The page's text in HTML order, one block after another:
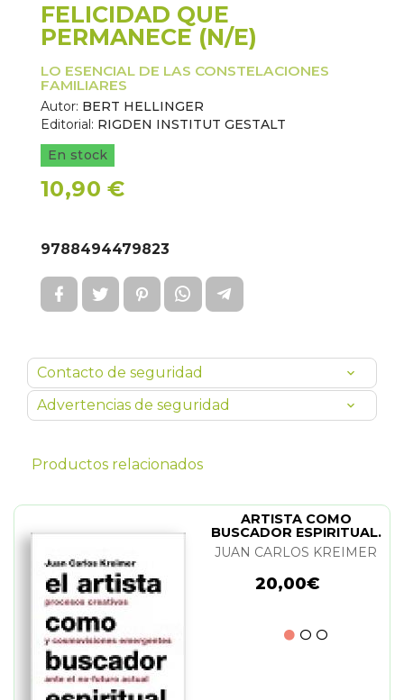
FELICIDAD QUE
PERMANECE (N/E)
LO ESENCIAL DE LAS CONSTELACIONES
FAMILIARES
Autor: BERT HELLINGER
Editorial: RIGDEN INSTITUT GESTALT
En stock
10,90 €
9788494479823
Contacto de seguridad
Advertencias de seguridad
Productos relacionados
ARTISTA COMO
BUSCADOR ESPIRITUAL.
EL
JUAN CARLOS KREIMER
20,00€